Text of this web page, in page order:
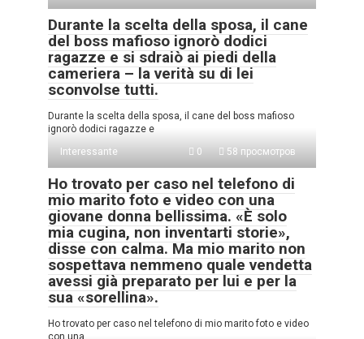
Durante la scelta della sposa, il cane
del boss mafioso ignorò dodici
ragazze e si sdraiò ai piedi della
cameriera – la verità su di lei
sconvolse tutti.
Durante la scelta della sposa, il cane del boss mafioso
ignorò dodici ragazze e
Interessante
0 58 просмотров
Ho trovato per caso nel telefono di
mio marito foto e video con una
giovane donna bellissima. «È solo
mia cugina, non inventarti storie»,
disse con calma. Ma mio marito non
sospettava nemmeno quale vendetta
avessi già preparato per lui e per la
sua «sorellina».
Ho trovato per caso nel telefono di mio marito foto e video
con una